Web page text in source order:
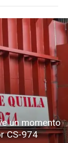
un momento
CS-974